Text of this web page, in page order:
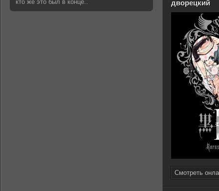
дворецкий
Смотреть
кто же это был в конце..